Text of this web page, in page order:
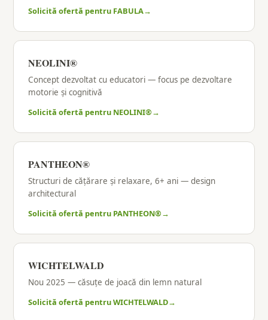
Solicită ofertă pentru FABULA
NEOLINI®
Concept dezvoltat cu educatori — focus pe dezvoltare
motorie și cognitivă
Solicită ofertă pentru NEOLINI®
PANTHEON®
Structuri de cățărare și relaxare, 6+ ani — design
architectural
Solicită ofertă pentru PANTHEON®
WICHTELWALD
Nou 2025 — căsuțe de joacă din lemn natural
Solicită ofertă pentru WICHTELWALD